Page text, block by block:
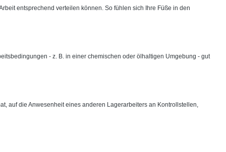
entsprechend verteilen können. So fühlen sich Ihre Füße in den
- z. B. in einer chemischen oder ölhaltigen Umgebung - gut
auf die Anwesenheit eines anderen Lagerarbeiters an Kontrollstellen,